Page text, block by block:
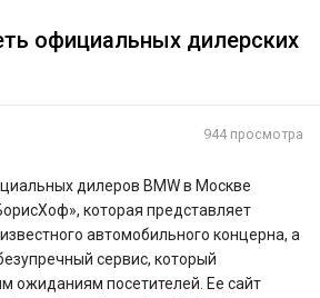
официальных дилерских
944 просмотра
дилеров BMW в Москве
которая представляет
автомобильного концерна, а
сервис, который
ожиданиям посетителей. Ее сайт